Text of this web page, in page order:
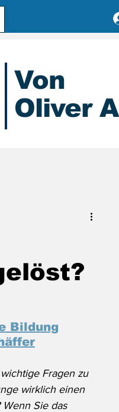
Von
Oliver
Bildung
Fragen zu
wirklich einen
Sie das